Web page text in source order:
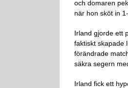
och domaren
när hon sköt in
Irland gjorde ett
faktiskt skapade
förändrade
säkra segern
Irland fick ett